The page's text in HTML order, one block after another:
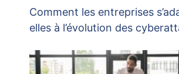
Comment les entreprises
elles à l’évolution des